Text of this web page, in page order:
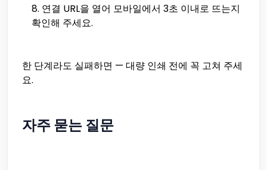
연결 URL을 열어 모바일에서 3초 이내로 뜨는지
확인해 주세요.
한 단계라도 실패하면 — 대량 인쇄 전에 꼭 고쳐 주세
요.
자주 묻는 질문